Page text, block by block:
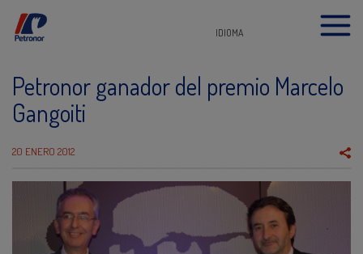
IDIOMA
Petronor ganador del premio Marcelo
Gangoiti
20 ENERO 2012